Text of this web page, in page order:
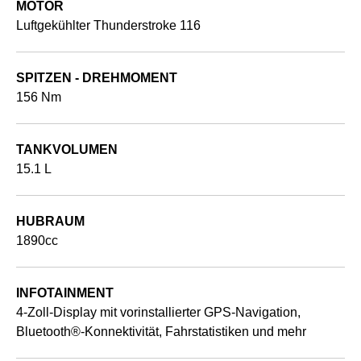
MOTOR
Luftgekühlter Thunderstroke 116
SPITZEN - DREHMOMENT
156 Nm
TANKVOLUMEN
15.1 L
HUBRAUM
1890cc
INFOTAINMENT
4-Zoll-Display mit vorinstallierter GPS-Navigation,
Bluetooth®-Konnektivität, Fahrstatistiken und mehr